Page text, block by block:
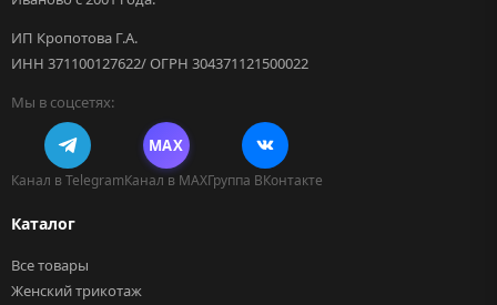
ИП Кропотова Г.А.
ИНН 371100127622/ ОГРН 304371121500022
Мы в соцсетях:
Канал в Telegram
MAX
Канал в MAXГруппа ВКонтакте
Каталог
Все товары
Женский трикотаж